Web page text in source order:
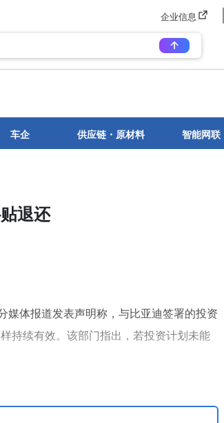
企业信息
车企 供应链・原材料 智能网联
退还
媒体报道发表声明称，与比亚迪签署的投资
持续有效。该部门指出，若投资计划未能